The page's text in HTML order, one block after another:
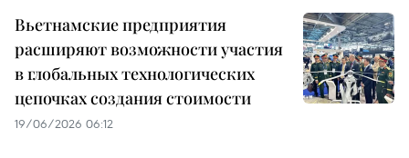
Вьетнамские предприятия
расширяют возможности участия
в глобальных технологических
цепочках создания стоимости
19/06/2026 06:12